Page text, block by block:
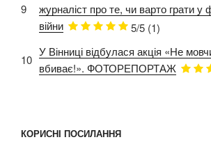
9
журналіст про те, чи варто грати у
війни
5/5 (1)
10
У Вінниці відбулася акція «Не
вбиває!». ФОТОРЕПОРТАЖ
КОРИСНІ ПОСИЛАННЯ